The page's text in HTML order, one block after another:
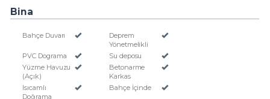
Bina
Bahçe Duvarı
Deprem
Yönetmelikli
PVC Dograma
Su deposu
Yüzme Havuzu
(Açık)
Betonarme
Karkas
Isıcamlı
Doğrama
Bahçe İçinde